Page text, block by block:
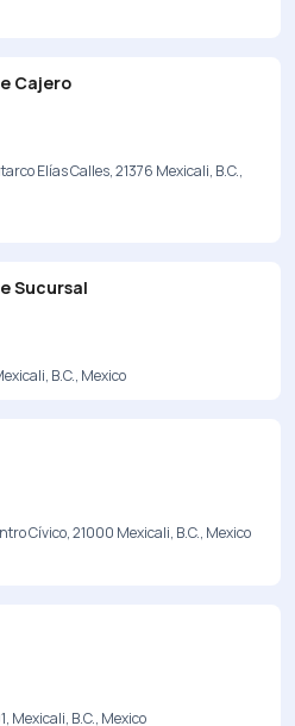
Cajero
Elías Calles, 21376 Mexicali, B.C.,
Sucursal
B.C., Mexico
Cívico, 21000 Mexicali, B.C., Mexico
Mexicali, B.C., Mexico